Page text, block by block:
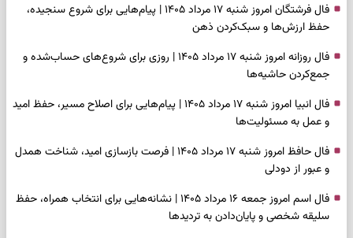
فال فرشتگان امروز شنبه ۱۷ مرداد ۱۴۰۵ | پیام‌هایی برای شروع سنجیده،
حفظ ارزش‌ها و سبک‌کردن ذهن
فال روزانه امروز شنبه ۱۷ مرداد ۱۴۰۵ | روزی برای شروع‌های حساب‌شده و
جمع‌کردن حاشیه‌ها
فال انبیا امروز شنبه ۱۷ مرداد ۱۴۰۵ | پیام‌هایی برای اصلاح مسیر، حفظ امید
و عمل به مسئولیت‌ها
فال حافظ امروز شنبه ۱۷ مرداد ۱۴۰۵ | فرصت بازسازی امید، شناخت همدل
و عبور از دودلی
فال اسم امروز جمعه ۱۶ مرداد ۱۴۰۵ | نشانه‌هایی برای انتخاب همراه، حفظ
سلیقه شخصی و پایان‌دادن به تردیدها